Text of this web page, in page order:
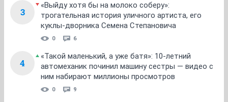
3
«Выйду хотя бы на молоко соберу»:
трогательная история уличного артиста, его
куклы-дворника Семена Степановича
0 6
4
«Такой маленький, а уже батя»: 10-летний
автомеханик починил машину сестры — видео с
ним набирают миллионы просмотров
0 9